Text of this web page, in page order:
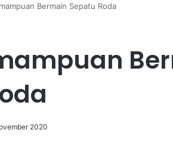
Bermain Sepatu Roda
2020